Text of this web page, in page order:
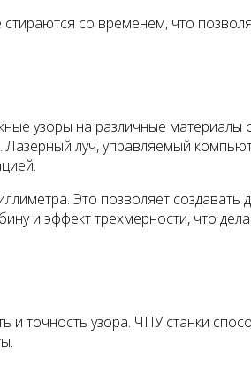
со временем, что
узоры на различные материалы
луч, управляемый
Это позволяет создавать
и эффект трехмерности, что
и точность узора. ЧПУ станки